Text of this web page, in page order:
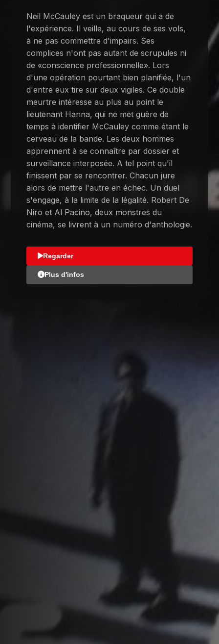
Neil McCauley est un braqueur qui a de
l'expérience. Il veille, au cours de ses vols,
à ne pas commettre d'impairs. Ses
complices n'ont pas autant de scrupules ni
de «conscience professionnelle». Lors
d'une opération pourtant bien planifiée, l'un
d'entre eux tire sur deux vigiles. Ce double
meurtre intéresse au plus au point le
lieutenant Hanna, qui ne met guère de
temps à identifier McCauley comme étant le
cerveau de la bande. Les deux hommes
apprennent à se connaître par dossier et
surveillance interposée. A tel point qu'il
finissent par se rencontrer. Chacun jure
alors de mettre l'autre en échec. Un duel
s'engage, à la limite de la légalité. Robert De
Niro et Al Pacino, deux monstres du
cinéma, se livrent à un numéro d'anthologie.
Regarder
Plus d'infos